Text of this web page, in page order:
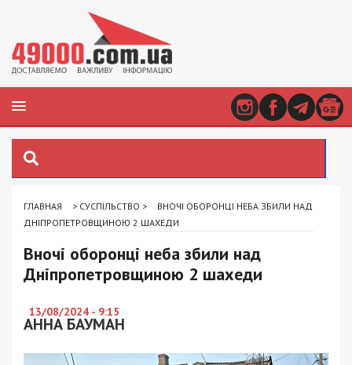
ГЛАВНАЯ > СУСПІЛЬСТВО >
ВНОЧІ ОБОРОНЦІ НЕБА ЗБИЛИ НАД
ДНІПРОПЕТРОВЩИНОЮ 2 ШАХЕДИ
Вночі оборонці неба збили над
Дніпропетровщиною 2 шахеди
13/08/2024 - 9:15
АННА БАУМАН